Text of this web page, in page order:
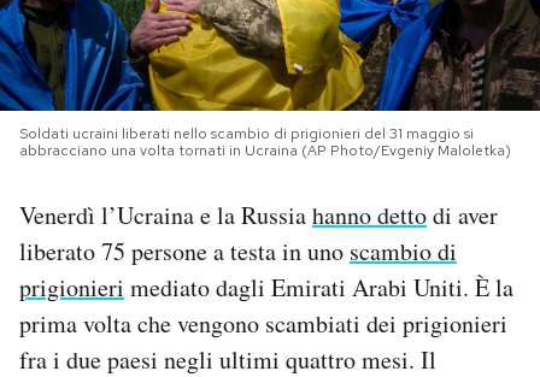
NEWSLETTER
I MIEI PREFERITI
CALENDARIO
Soldati ucraini liberati nello scambio di prigionieri del 31 maggio si
abbracciano una volta tornati in Ucraina (AP Photo/Evgeniy Maloletka)
Venerdì l’Ucraina e la Russiahanno dettodi aver
liberato 75 persone a testa in uno scambio di
prigionieri mediato dagli Emirati Arabi Uniti. È la
prima volta che vengono scambiati dei prigionieri
fra i due paesi negli ultimi quattro mesi. Il